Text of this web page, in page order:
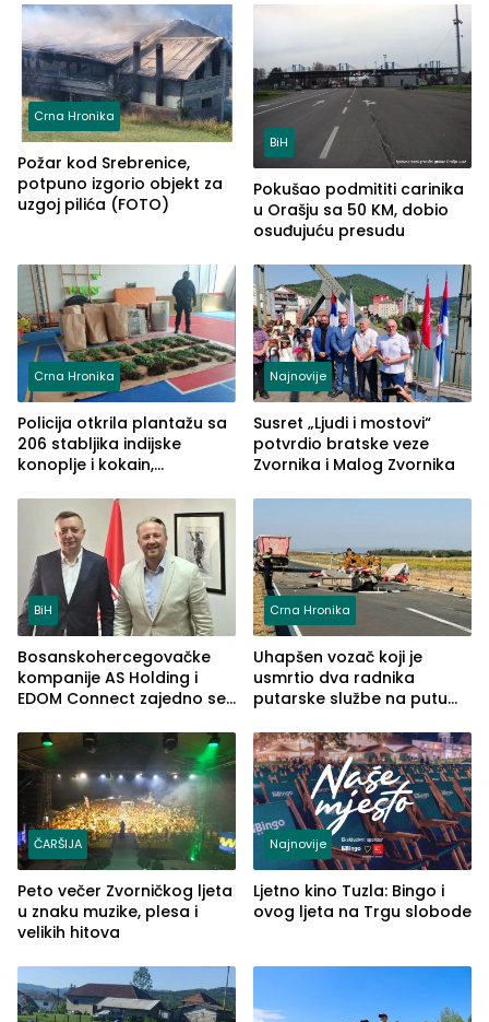
Crna Hronika
Požar kod Srebrenice,
potpuno izgorio objekt za
uzgoj pilića (FOTO)
BiH
Pokušao podmititi carinika
u Orašju sa 50 KM, dobio
osuđujuću presudu
Crna Hronika
Policija otkrila plantažu sa
206 stabljika indijske
konoplje i kokain,
(FOTO)
Najnovije
Susret „Ljudi i mostovi“
potvrdio bratske veze
Zvornika i Malog Zvornika
BiH
Bosanskohercegovačke
kompanije AS Holding i
EDOM Connect zajedno se
Crna Hronika
Uhapšen vozač koji je
usmrtio dva radnika
putarske službe na putu
(FOTO)
ČARŠIJA
Peto večer Zvorničkog ljeta
u znaku muzike, plesa i
velikih hitova
Najnovije
Ljetno kino Tuzla: Bingo i
ovog ljeta na Trgu slobode